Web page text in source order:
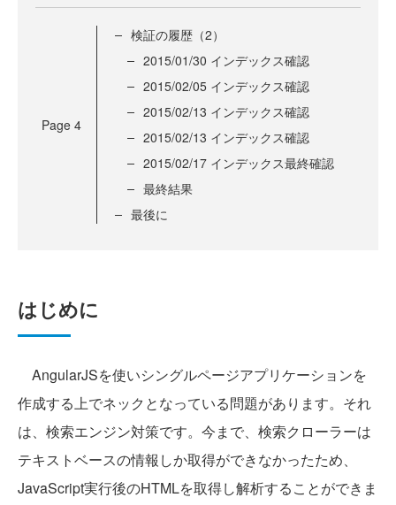
Page 4
検証の履歴（2）
2015/01/30 インデックス確認
2015/02/05 インデックス確認
2015/02/13 インデックス確認
2015/02/13 インデックス確認
2015/02/17 インデックス最終確認
最終結果
最後に
はじめに
AngularJSを使いシングルページアプリケーションを
作成する上でネックとなっている問題があります。それ
は、検索エンジン対策です。今まで、検索クローラーは
テキストベースの情報しか取得ができなかったため、
JavaScript実行後のHTMLを取得し解析することができま